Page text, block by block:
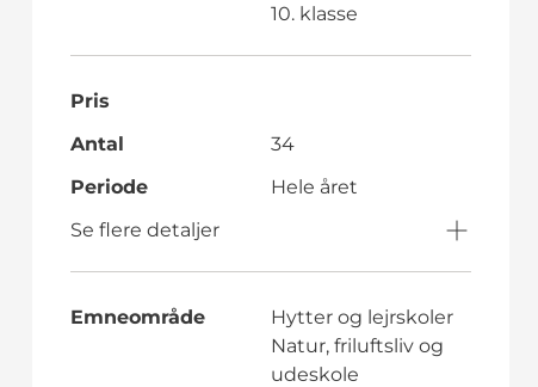
10. klasse
Pris
Antal
34
Periode
Hele året
Se flere detaljer
Emneområde
Hytter og lejrskoler
Natur, friluftsliv og
udeskole